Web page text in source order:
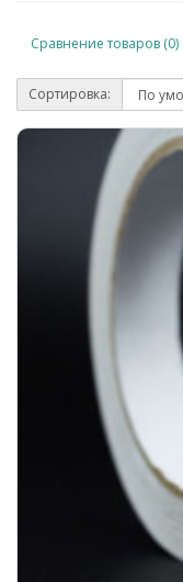
Сравнение товаров (0)
Сортировка: